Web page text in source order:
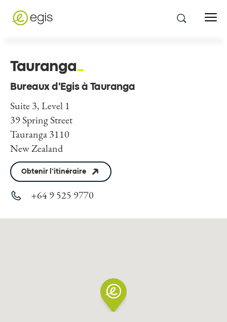
Tauranga
Bureaux d'Egis à Tauranga
Suite 3, Level 1
39 Spring Street
Tauranga 3110
New Zealand
Obtenir l’itinéraire
+64 9 525 9770